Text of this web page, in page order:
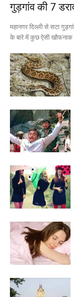
गुड़गांव की 7
महानगर दिल्ली से सटा
के बारे में कुछ ऐसी खौफनाक